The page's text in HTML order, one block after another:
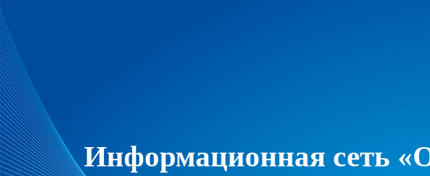
Информационная сеть